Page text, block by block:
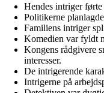
Hendes intriger
Politikerne
Familiens intriger
Komedien var fyldt
Kongens rådgivere
interesser.
De intrigerende
Intrigerne på